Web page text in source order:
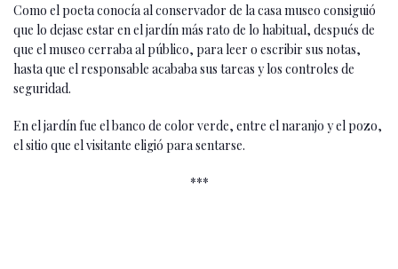
Como el poeta conocía al conservador de la casa museo consiguió
que lo dejase estar en el jardín más rato de lo habitual, después de
que el museo cerraba al público, para leer o escribir sus notas,
hasta que el responsable acababa sus tareas y los controles de
seguridad.
En el jardín fue el banco de color verde, entre el naranjo y el pozo,
el sitio que el visitante eligió para sentarse.
***